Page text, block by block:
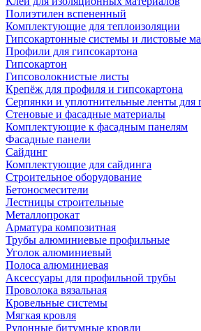
Полиэтилен вспененный
Комплектующие для теплоизоляции
Гипсокартонные системы и листовые
Профили для гипсокартона
Гипсокартон
Гипсоволокнистые листы
Крепёж для профиля и гипсокартона
Серпянки и уплотнительные ленты для
Стеновые и фасадные материалы
Комплектующие к фасадным панелям
Фасадные панели
Сайдинг
Комплектующие для сайдинга
Строительное оборудование
Бетоносмесители
Лестницы строительные
Металлопрокат
Арматура композитная
Трубы алюминиевые профильные
Уголок алюминиевый
Полоса алюминиевая
Аксессуары для профильной трубы
Проволока вязальная
Кровельные системы
Мягкая кровля
Рулонные битумные кровли